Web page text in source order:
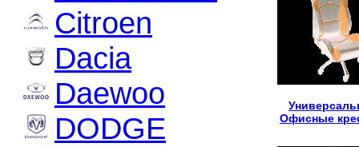
Citroen
Dacia
Daewoo
DODGE
Офисные